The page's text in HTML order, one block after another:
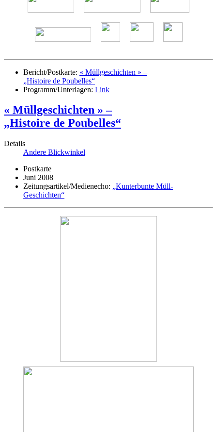
Bericht/Postkarte: « Müllgeschichten » –
„Histoire de Poubelles“
Programm/Unterlagen: Link
« Müllgeschichten » –
„Histoire de Poubelles“
Details
Andere Blickwinkel
Postkarte
Juni 2008
Zeitungsartikel/Medienecho: „Kunterbunte Müll-
Geschichten“